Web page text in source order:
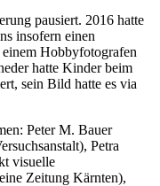
pausiert. 2016 hatte
insofern einen
einem Hobbyfotografen
hatte Kinder beim
sein Bild hatte es via
Peter M. Bauer
Petra
visuelle
Zeitung Kärnten),